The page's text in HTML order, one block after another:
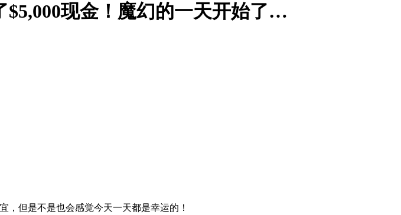
现金！魔幻的一天开始了…
，但是不是也会感觉今天一天都是幸运的！